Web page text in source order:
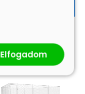
Elfogadom